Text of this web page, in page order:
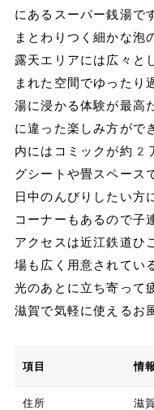
にあるスーパー銭湯で
まとわりつく細かな泡
露天エリアには広々と
まれた空間でゆったり
湯に浸かる体験が最高
に違った楽しみ方がで
内にはコミックが約2
グシートや畳スペース
日中のんびりしたい方
コーナーもあるので子
アクセスは近江鉄道
場も広く用意されてい
光のあとに立ち寄って
滋賀で気軽に使えるお
項目 情報
住所 滋